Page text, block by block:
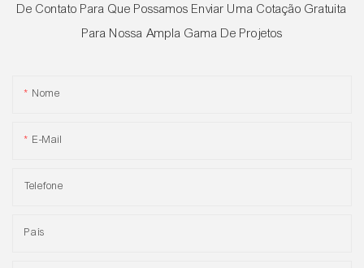
De Contato Para Que Possamos Enviar Uma Cotação Gratuita
Para Nossa Ampla Gama De Projetos
Nome
E-Mail
Telefone
País